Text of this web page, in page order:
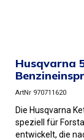
Husqvarna
ArtNr 970711620
Die Husqvarna
speziell für
entwickelt, die